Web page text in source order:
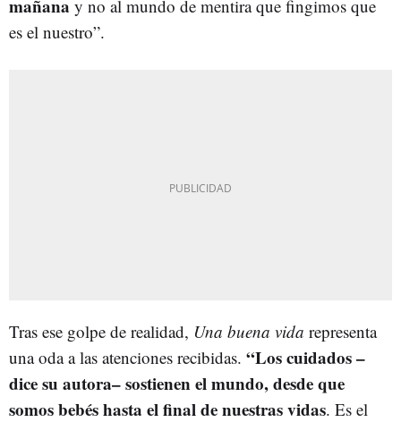
mañana y no al mundo de mentira que fingimos que
es el nuestro”.
Tras ese golpe de realidad, Una buena vida representa
una oda a las atenciones recibidas. “Los cuidados –
dice su autora– sostienen el mundo, desde que
somos bebés hasta el final de nuestras vidas. Es el